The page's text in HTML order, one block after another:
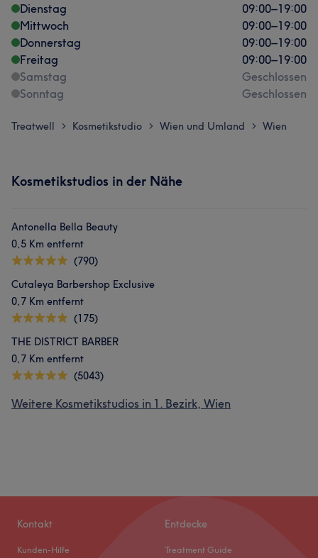
Dienstag
09:00–19:00
Mittwoch
09:00–19:00
Donnerstag
09:00–19:00
Freitag
09:00–19:00
Samstag
Geschlossen
Sonntag
Geschlossen
Treatwell > Kosmetikstudio > Wien und Umland > Wien
Kosmetikstudios in der Nähe
Antonella Bella Beauty
0,5 Km entfernt
(790)
Cutaleya Barbershop Exclusive
0,7 Km entfernt
(175)
THE DISTRICT BARBER
0,7 Km entfernt
(5043)
Weitere Kosmetikstudios in 1. Bezirk, Wien
Kontakt
Kunden-Hilfe
Entdecke
Treatment Guide